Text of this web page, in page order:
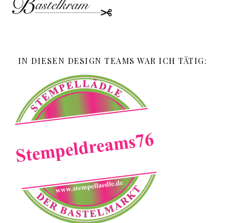
IN DIESEN DESIGN TEAMS WAR ICH TÄTIG: